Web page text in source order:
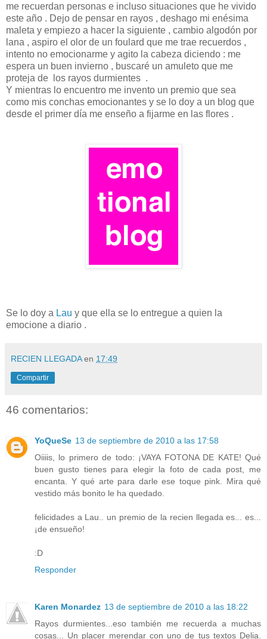
me recuerdan personas e incluso situaciones que he vivido
este año . Dejo de pensar en rayos , deshago mi enésima
maleta y empiezo a hacer la siguiente , cambio algodón por
lana , aspiro el olor de un foulard que me trae recuerdos ,
intento no emocionarme y agito la cabeza diciendo : me
espera un buen invierno , buscaré un amuleto que me
proteja de los rayos durmientes .
Y mientras lo encuentro me invento un premio que sea
como mis conchas emocionantes y se lo doy a un blog que
desde el primer día me enseño a fijarme en las flores .
Se lo doy a Lau y que ella se lo entregue a quien la
emocione a diario .
RECIEN LLEGADA en 17:49
Compartir
46 comentarios:
YoQueSe 13 de septiembre de 2010 a las 17:58
Oiiiis, lo primero de todo: ¡VAYA FOTONA DE KATE! Qué
buen gusto tienes para elegir la foto de cada post, me
encanta. Y qué arte para darle ese toque pink. Mira qué
vestido más bonito le ha quedado.
felicidades a Lau.. un premio de la recien llegada es... es...
¡de ensueño!
:D
Responder
Karen Monardez 13 de septiembre de 2010 a las 18:22
Rayos durmientes...eso también me recuerda a muchas
cosas... Un placer merendar con uno de tus textos Delia.